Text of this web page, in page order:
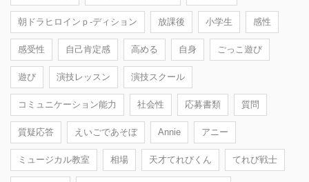
朝ドラヒロインｐ-ディション 放課後 小学生 感性
感受性 自己肯定感 高める 自身 ごっこ遊び
遊び 演技レッスン 演技スクール
コミュニケーション能力 社会性 応募書類 質問
質疑応答 えいごであそぼ Annie アニー
ミュージカル教室 相場 天才てれびくん てれび戦士